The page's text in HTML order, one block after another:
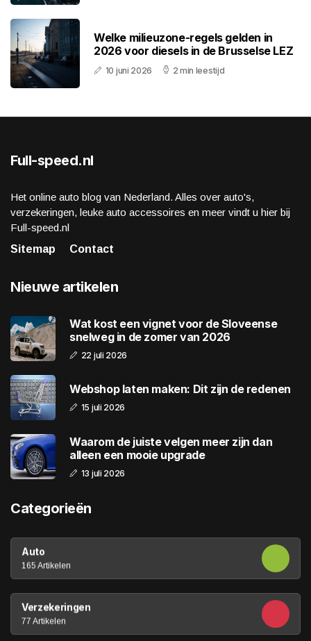
Welke milieuzone-regels gelden in
2026 voor diesels in de Brusselse LEZ
10 juni 2026 2 min leestijd
Full-speed.nl
Het online auto blog van Nederland. Alles over auto's,
verzekeringen, leuke auto accessoires en meer vindt u hier bij
Full-speed.nl
Sitemap
Contact
Nieuwe artikelen
Wat kost een vignet voor de Sloveense
snelweg in de zomer van 2026
22 juli 2026
Webshop laten maken: Dit zijn de redenen
15 juli 2026
Waarom de juiste velgen meer zijn dan
alleen een mooie upgrade
13 juli 2026
Categorieën
Auto
165 Artikelen
Verzekeringen
77 Artikelen